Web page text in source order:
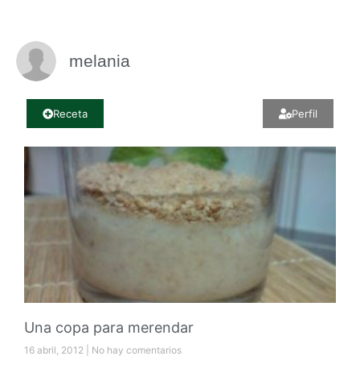
melania
Receta Perfil
Una copa para merendar
16 abril, 2012 No hay comentarios